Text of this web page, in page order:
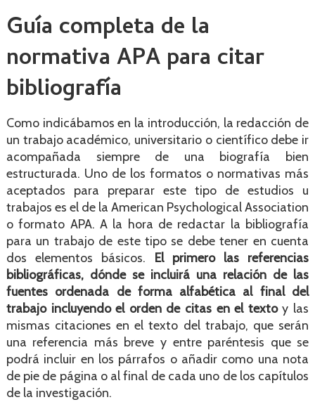
Guía completa de la
normativa APA para citar
bibliografía
Como indicábamos en la introducción, la redacción de
un trabajo académico, universitario o científico debe ir
acompañada siempre de una biografía bien
estructurada. Uno de los formatos o normativas más
aceptados para preparar este tipo de estudios u
trabajos es el de la American Psychological Association
o formato APA. A la hora de redactar la bibliografía
para un trabajo de este tipo se debe tener en cuenta
dos elementos básicos. El primero las referencias
bibliográficas, dónde se incluirá una relación de las
fuentes ordenada de forma alfabética al final del
trabajo incluyendo el orden de citas en el textoy las
mismas citaciones en el texto del trabajo, que serán
una referencia más breve y entre paréntesis que se
podrá incluir en los párrafos o añadir como una nota
de pie de página o al final de cada uno de los capítulos
de la investigación.